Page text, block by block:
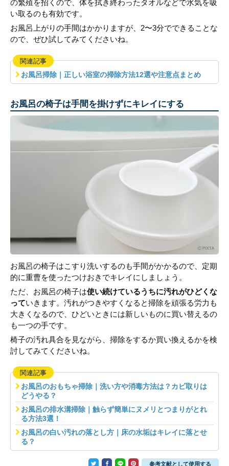
の繁殖を招くので、体を拭き終わったタオルなどで水気を吸
い取るのも有効です。
お風呂上がりの手間はかかりますが、2〜3分でできることな
ので、ぜひ試してみてくださいね。
関連記事
お風呂掃除｜正しい浴室の掃除方法12選や注意点まとめ
お風呂の椅子は手間を掛けずにキレイにする
お風呂の椅子はこすり洗いするのも手間がかかるので、定期
的に重曹を使ったつけおきでキレイにしましょう。
ただ、お風呂の椅子は使い続けているうちに汚れがひどくな
っていきます。汚れがつきやすくなると掃除を頑張る労力も
大きくなるので、ひどいときには新しいものに買い替えるの
も一つの手です。
椅子の汚れ具合を見ながら、掃除をするか買い換えるかを検
討してみてくださいね。
関連記事
お風呂のおもちゃ掃除｜洗い方や消毒方法は？カビ取りは
どうやる？
お風呂の排水溝掃除｜触らず簡単にヌメリとつまりがとれ
る方法3選！
お風呂の白い汚れの落とし方｜床の水垢はキレイに落とせ
る？
参考文献として使用する